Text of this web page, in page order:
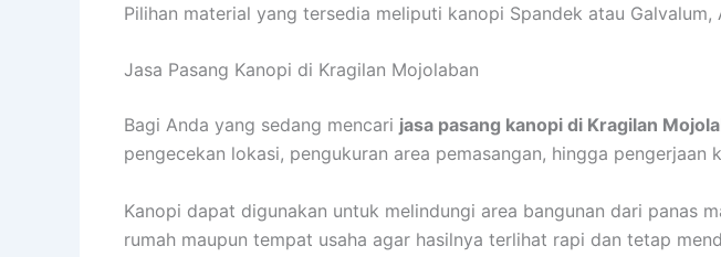
Pilihan material yang tersedia meliputi kanopi Spandek atau
Jasa Pasang Kanopi di Kragilan Mojolaban
Bagi Anda yang sedang mencari jasa pasang kanopi di Kragilan
pengecekan lokasi, pengukuran area pemasangan, hingga pengerjaan
Kanopi dapat digunakan untuk melindungi area bangunan dari panas
rumah maupun tempat usaha agar hasilnya terlihat rapi dan tetap